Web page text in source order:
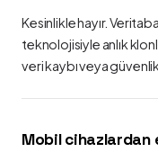
Kesinlikle hayır.
teknolojisiyle anlık
veri kaybı veya güvenlik
Mobil cihazlardan